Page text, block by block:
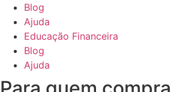
Blog
Ajuda
Educação Financeira
Blog
Ajuda